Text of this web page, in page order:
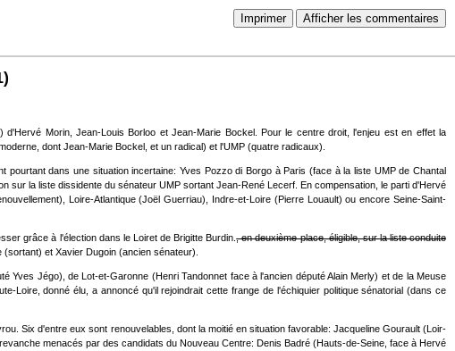
Imprimer Afficher les commentaires
Morin, Jean-Louis Borloo et Jean-Marie Bockel. Pour le centre droit, l'enjeu est en effet la
dont Jean-Marie Bockel, et un radical) et l'UMP (quatre radicaux).
dans une situation incertaine: Yves Pozzo di Borgo à Paris (face à la liste UMP de Chantal
sur la liste dissidente du sénateur UMP sortant Jean-René Lecerf. En compensation, le parti d'Hervé
Loire-Atlantique (Joël Guerriau), Indre-et-Loire (Pierre Louault) ou encore Seine-Saint-
grâce à l'élection dans le Loiret de Brigitte Burdin., en deuxième place, éligible, sur la liste conduite
et Xavier Dugoin (ancien sénateur).
Jégo), de Lot-et-Garonne (Henri Tandonnet face à l'ancien député Alain Merly) et de la Meuse
Loire, donné élu, a annoncé qu'il rejoindrait cette frange de l'échiquier politique sénatorial (dans ce
Six d'entre eux sont renouvelables, dont la moitié en situation favorable: Jacqueline Gourault (Loir-
menacés par des candidats du Nouveau Centre: Denis Badré (Hauts-de-Seine, face à Hervé